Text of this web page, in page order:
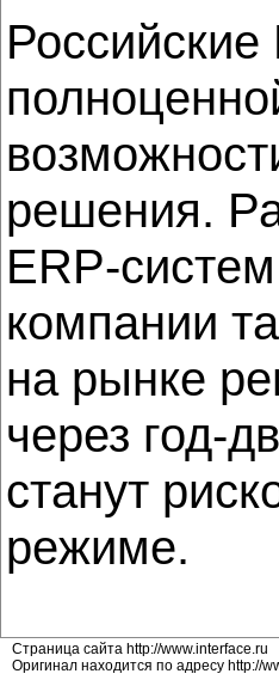
Российские
решения.
ERP-
компании
на рынке
через год-
станут
режиме.
Страница сайта http://www.interface.ru
Оригинал находится по адресу http://